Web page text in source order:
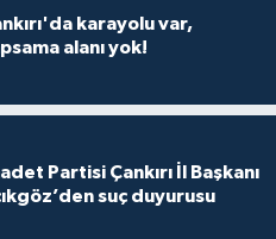
karayolu var,
alanı yok!
Partisi Çankırı İl Başkanı
suç duyurusu